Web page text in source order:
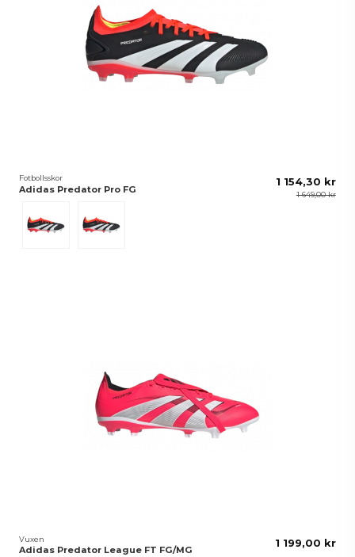
Fotbollsskor
Adidas Predator Pro FG
1 154,30 kr
1 649,00 kr
Vuxen
Adidas Predator League FT FG/MG
1 199,00 kr